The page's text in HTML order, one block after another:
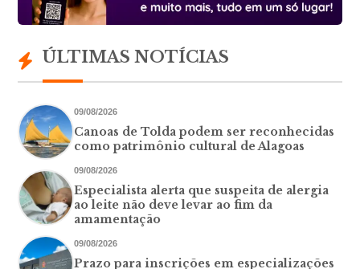
ÚLTIMAS NOTÍCIAS
09/08/2026
Canoas de Tolda podem ser reconhecidas
como patrimônio cultural de Alagoas
09/08/2026
Especialista alerta que suspeita de alergia
ao leite não deve levar ao fim da
amamentação
09/08/2026
Prazo para inscrições em especializações